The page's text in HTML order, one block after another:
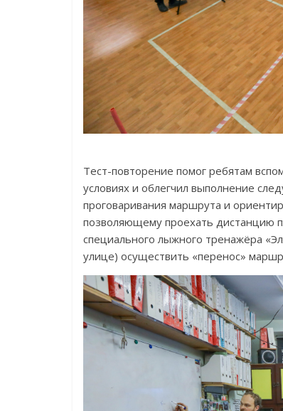
Тест-повторение помог ребятам
условиях и облегчил выполнение
проговаривания маршрута и
позволяющему проехать дистанцию
специального лыжного тренажёра
улице) осуществить «перенос»